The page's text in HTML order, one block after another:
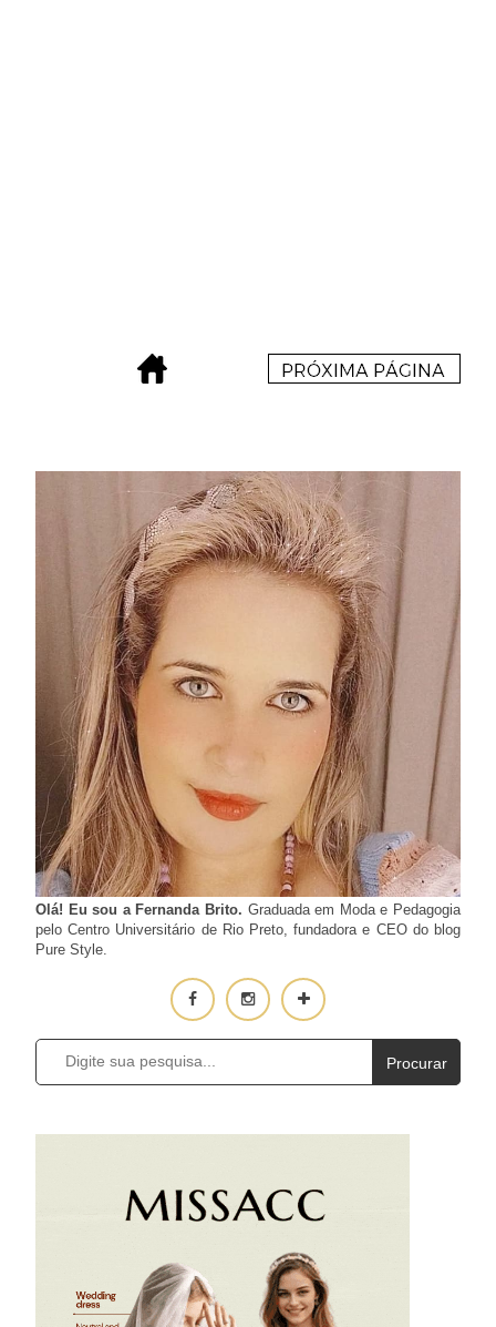
Olá! Eu sou a Fernanda Brito. Graduada em Moda e Pedagogia
pelo Centro Universitário de Rio Preto, fundadora e CEO do blog
Pure Style.
Procurar